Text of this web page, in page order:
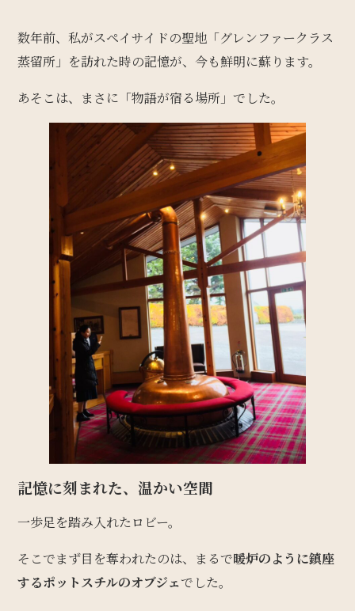
数年前、私がスペイサイドの聖地「グレンファークラス
蒸留所」を訪れた時の記憶が、今も鮮明に蘇ります。
あそこは、まさに「物語が宿る場所」でした。
記憶に刻まれた、温かい空間
一歩足を踏み入れたロビー。
そこでまず目を奪われたのは、まるで暖炉のように鎮座
するポットスチルのオブジェでした。